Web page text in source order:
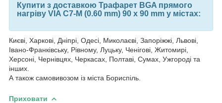
Купити з доставкою Трафарет BGA прямого
нагріву VIA C7-M (0.60 mm) 90 x 90 mm у містах:
Києві, Харкові, Дніпрі, Одесі, Миколаєві, Запоріжжі, Львові,
Івано-Франківську, Рівному, Луцьку, Ченігові, Житомирі,
Херсоні, Чернівцях, Черкасах, Полтаві, Сумах, Ужгороді та
інших.
А також самовивозом із міста Бориспіль.
Приховати